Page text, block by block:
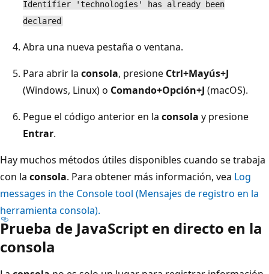
Identifier 'technologies' has already been
declared
Abra una nueva pestaña o ventana.
Para abrir la consola, presione Ctrl+Mayús+J
(Windows, Linux) o Comando+Opción+J (macOS).
Pegue el código anterior en la consola y presione
Entrar.
Hay muchos métodos útiles disponibles cuando se trabaja
con la consola. Para obtener más información, vea Log
messages in the Console tool (Mensajes de registro en la
herramienta consola).
Prueba de JavaScript en directo en la
consola